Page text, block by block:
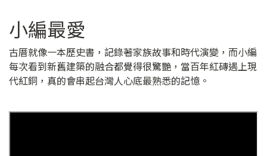
小編最愛
古厝就像一本歷史書，記錄著家族故事和時代演變，而小編
每次看到新舊建築的融合都覺得很驚艷，當百年紅磚遇上現
代紅銅，真的會串起台灣人心底最熟悉的記憶。